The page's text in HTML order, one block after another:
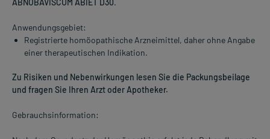
Anwendungsgebiet:
Registrierte homöopathische Arzneimittel, daher ohne Angabe
einer therapeutischen Indikation.
Zu Risiken und Nebenwirkungen lesen Sie die Packungsbeilage
und fragen Sie Ihren Arzt oder Apotheker.
Gebrauchsinformation: